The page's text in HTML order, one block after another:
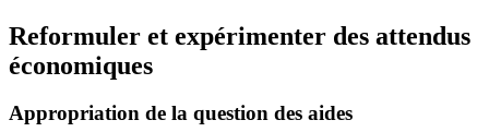
Reformuler et expérimenter des attendus
économiques
Appropriation de la question des aides